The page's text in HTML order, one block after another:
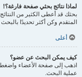
لماذا نتائج بحثي صفحة فارغة؟!
بحثك قد أعطى الكثير من
المتقدم وكن أكثر تحديدًا
أعلى
كيف يمكن البحث عن عضو؟
اذهب إلى صفحة الأعضاء
عملية البحث.